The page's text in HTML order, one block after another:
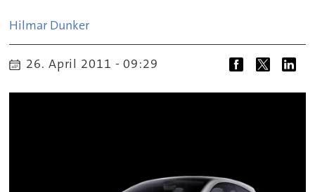
Hilmar Dunker
26. April 2011 - 09:29